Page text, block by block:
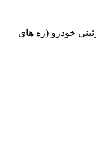
خودرو (زه های